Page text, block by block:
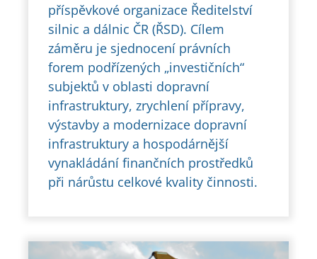
příspěvkové organizace Ředitelství
silnic a dálnic ČR (ŘSD). Cílem
záměru je sjednocení právních
forem podřízených „investičních“
subjektů v oblasti dopravní
infrastruktury, zrychlení přípravy,
výstavby a modernizace dopravní
infrastruktury a hospodárnější
vynakládání finančních prostředků
při nárůstu celkové kvality činnosti.